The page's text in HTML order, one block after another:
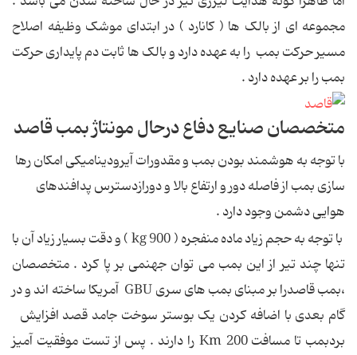
مجموعه ای از بالک ها ( کانارد ) در ابتدای موشک وظیفه اصلاح
مسیر حرکت بمب را به عهده دارد و بالک ها ثابت دم پایداری حرکت
بمب را بر عهده دارد .
متخصصان صنایع دفاع درحال مونتاژ بمب قاصد
با توجه به هوشمند بودن بمب و مقدورات آیرودینامیکی امکان رها
سازی بمب از فاصله دور و ارتفاع بالا و دورازدسترس پدافندهای
هوایی دشمن وجود دارد .
با توجه به حجم زیاد ماده منفجره ( 900 kg ) و دقت بسیار زیاد آن با
تنها چند تیر از این بمب می توان جهنمی بر پا کرد . متخصصان
،بمب قاصدرا بر مبنای بمب های سری GBU آمریکا ساخته اند و در
گام بعدی با اضافه کردن یک بوستر سوخت جامد قصد افزایش
بردبمب تا مسافت Km 200 را دارند . پس از تست موفقیت آمیز